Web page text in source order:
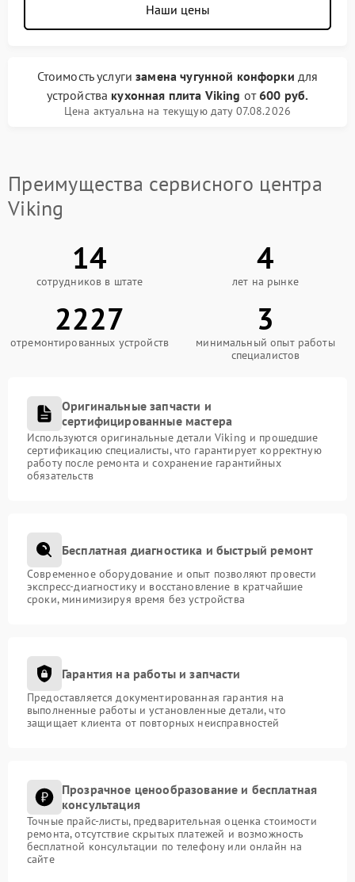
Наши цены
Стоимость услугизамена чугунной конфорки для
устройства кухонная плита Viking от600 руб.
Цена актуальна на текущую дату 07.08.2026
Преимущества сервисного центра
Viking
14
сотрудников в штате
4
лет на рынке
2227
отремонтированных устройств
3
минимальный опыт работы
специалистов
Оригинальные запчасти и
сертифицированные мастера
Используются оригинальные детали Viking и прошедшие
сертификацию специалисты, что гарантирует корректную
работу после ремонта и сохранение гарантийных
обязательств
Бесплатная диагностика и быстрый ремонт
Современное оборудование и опыт позволяют провести
экспресс-диагностику и восстановление в кратчайшие
сроки, минимизируя время без устройства
Гарантия на работы и запчасти
Предоставляется документированная гарантия на
выполненные работы и установленные детали, что
защищает клиента от повторных неисправностей
Прозрачное ценообразование и бесплатная
консультация
Точные прайс-листы, предварительная оценка стоимости
ремонта, отсутствие скрытых платежей и возможность
бесплатной консультации по телефону или онлайн на
сайте